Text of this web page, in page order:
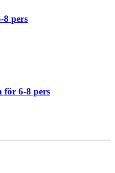
8 pers
för 6-8 pers